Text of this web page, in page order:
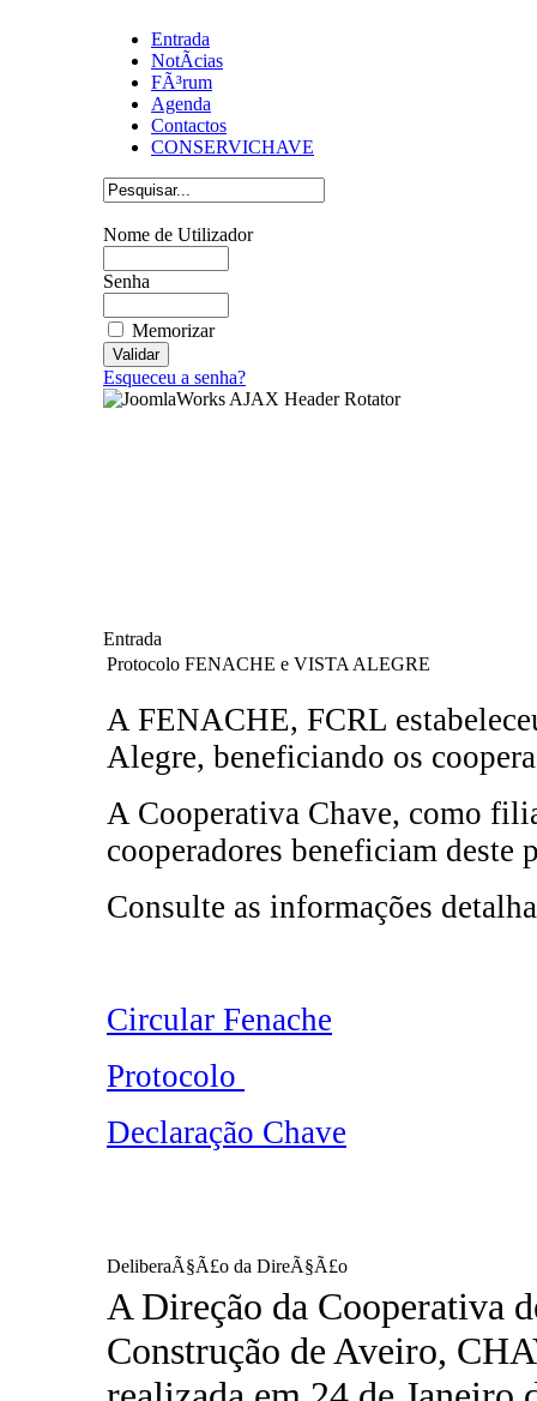
Entrada
NotÃ­cias
FÃ³rum
Agenda
Contactos
CONSERVICHAVE
Nome de Utilizador
Senha
Memorizar
Esqueceu a senha?
Entrada
Protocolo FENACHE e VISTA ALEGRE
A FENACHE, FCRL
Alegre, beneficiando os
A Cooperativa Chave, como
cooperadores beneficiam deste
Consulte as informações
Circular Fenache
Protocolo
Declaração Chave
DeliberaÃ§Ã£o da DireÃ§Ã£o
A Direção da Cooperativa
Construção de Aveiro,